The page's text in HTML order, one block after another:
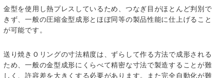
金型を使用し熱プレスしているため、つなぎ目がほとんど判別で
きず、一般の圧縮金型成形とほぼ同等の製品性能に仕上げること
が可能です。
送り焼きＯリングの寸法精度は、ずらして作る方法で成形される
ため、一般の金型成形にくらべて精密な寸法で製造することが難
しく、許容差を大きくする必要があります。また完全自動化が難